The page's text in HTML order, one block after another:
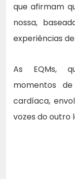
que afirmam
nossa,
experiências
As EQMs,
momentos
cardíaca,
vozes do outro